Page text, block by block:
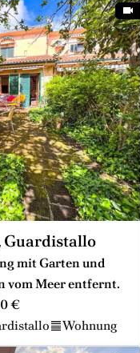
Guardistallo
mit Garten und
vom Meer entfernt.
€
Wohnung